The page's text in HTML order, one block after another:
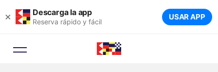
× Descarga la app
Reserva rápido y fácil USAR APP